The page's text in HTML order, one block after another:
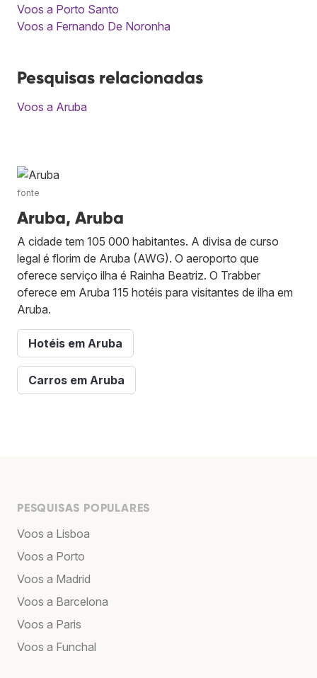
Voos a Porto Santo
Voos a Fernando De Noronha
Pesquisas relacionadas
Voos a Aruba
fonte
Aruba, Aruba
A cidade tem 105 000 habitantes. A divisa de curso
legal é florim de Aruba (AWG). O aeroporto que
oferece serviço ilha é Rainha Beatriz. O Trabber
oferece em Aruba 115 hotéis para visitantes de ilha em
Aruba.
Hotéis em Aruba
Carros em Aruba
PESQUISAS POPULARES
Voos a Lisboa
Voos a Porto
Voos a Madrid
Voos a Barcelona
Voos a Paris
Voos a Funchal